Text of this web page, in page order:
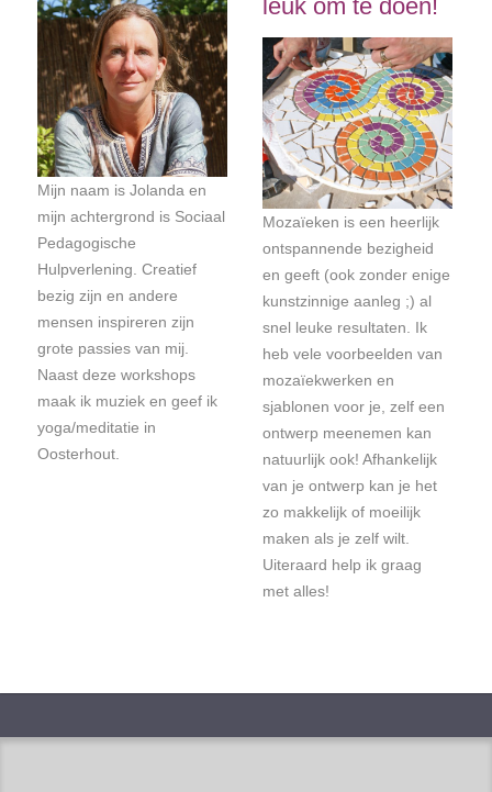
Mijn naam is Jolanda en
mijn achtergrond is Sociaal
Pedagogische
Hulpverlening. Creatief
bezig zijn en andere
mensen inspireren zijn
grote passies van mij.
Naast deze workshops
maak ik muziek en geef ik
yoga/meditatie in
Oosterhout.
leuk om te doen!
Mozaïeken is een heerlijk
ontspannende bezigheid
en geeft (ook zonder enige
kunstzinnige aanleg ;) al
snel leuke resultaten. Ik
heb vele voorbeelden van
mozaïekwerken en
sjablonen voor je, zelf een
ontwerp meenemen kan
natuurlijk ook! Afhankelijk
van je ontwerp kan je het
zo makkelijk of moeilijk
maken als je zelf wilt.
Uiteraard help ik graag
met alles!